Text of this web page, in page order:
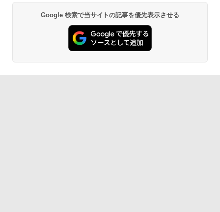
Google 検索で当サイトの記事を優先表示させる